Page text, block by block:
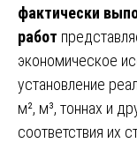
фактически
работ
экономическое
установление
м², м³, тоннах и
соответствия их